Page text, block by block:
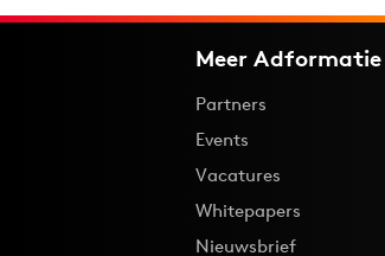
Meer Adformatie
Partners
Events
Vacatures
Whitepapers
Nieuwsbrief